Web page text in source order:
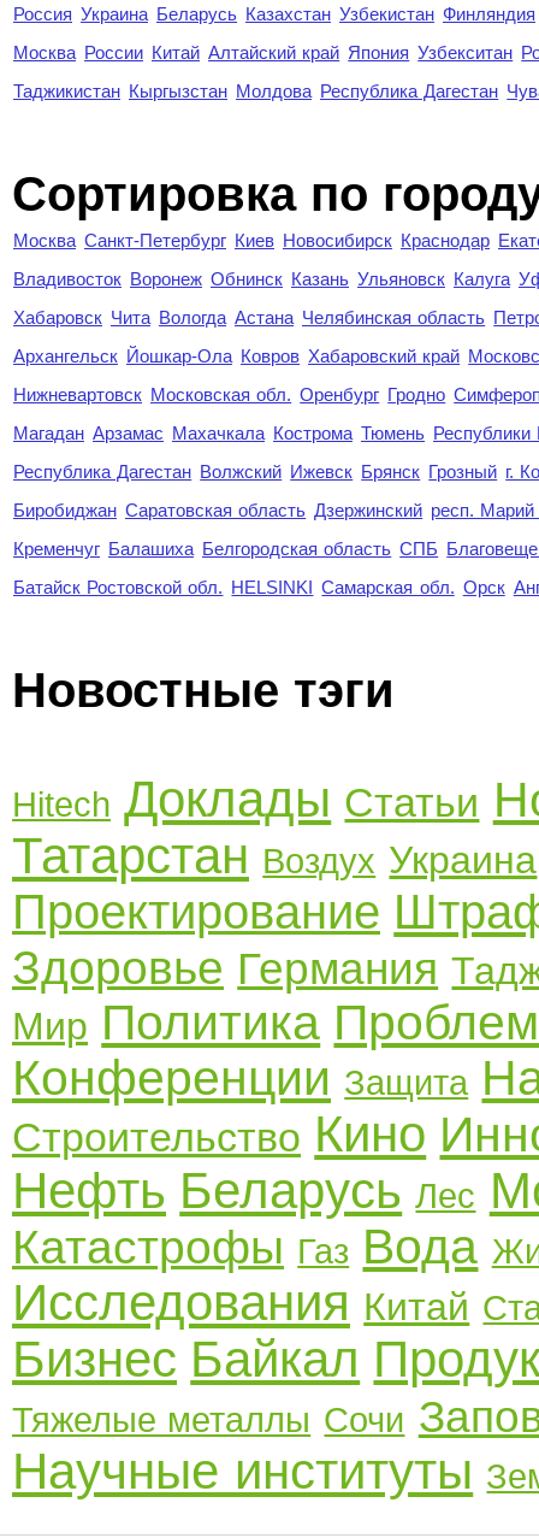
Россия Украина Беларусь Казахстан Узбекистан Финляндия
Москва России Китай Алтайский край Япония Узбекситан
Таджикистан Кыргызстан Молдова Республика Дагестан
Cортировка по
Москва Санкт-Петербург Киев Новосибирск Краснодар
Владивосток Воронеж Обнинск Казань Ульяновск Калуга
Хабаровск Чита Вологда Астана Челябинская область
Архангельск Йошкар-Ола Ковров Хабаровский край
Нижневартовск Московская обл. Оренбург Гродно
Магадан Арзамас Махачкала Кострома Тюмень Республики
Республика Дагестан Волжский Ижевск Брянск Грозный г.
Биробиджан Саратовская область Дзержинский респ.
Кременчуг Балашиха Белгородская область СПБ
Батайск Ростовской обл. HELSINKI Самарская обл. Орск
Новостные тэги
Hitech Доклады Статьи
Татарстан Воздух Украина
Проектирование
Здоровье Германия
Мир Политика
Конференции Защита
Строительство Кино
Нефть Беларусь Лес
Катастрофы Газ Вода
Исследования Китай
Бизнес Байкал
Тяжелые металлы Сочи
Научные институты